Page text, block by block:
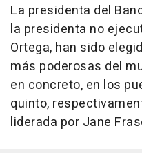
La presidenta del
la presidenta no
Ortega, han sido
más poderosas del
en concreto, en los
quinto,
liderada por Jane